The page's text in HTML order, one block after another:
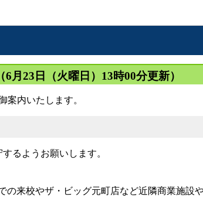
月23日（火曜日）13時00分更新）
案内いたします。
るようお願いします。
来校やザ・ビッグ元町店など近隣商業施設